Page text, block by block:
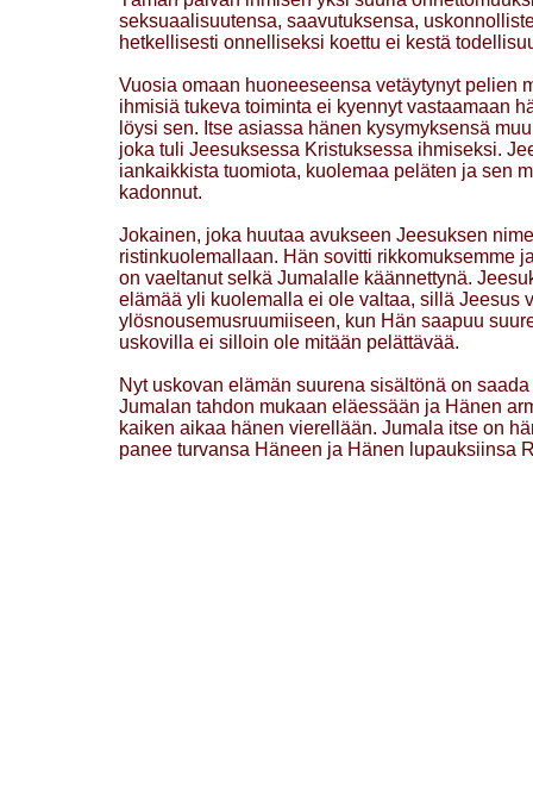
seksuaalisuutensa, saavutuksensa,
hetkellisesti onnelliseksi koettu ei kestä
Vuosia omaan huoneeseensa vetäytynyt pelien
ihmisiä tukeva toiminta ei kyennyt vastaamaan
löysi sen. Itse asiassa hänen kysymyksensä
joka tuli Jeesuksessa Kristuksessa ihmiseksi.
iankaikkista tuomiota, kuolemaa peläten ja sen
kadonnut.
Jokainen, joka huutaa avukseen Jeesuksen
ristinkuolemallaan. Hän sovitti rikkomuksemme
on vaeltanut selkä Jumalalle käännettynä.
elämää yli kuolemalla ei ole valtaa, sillä Jeesus
ylösnousemusruumiiseen, kun Hän saapuu
uskovilla ei silloin ole mitään pelättävää.
Nyt uskovan elämän suurena sisältönä on
Jumalan tahdon mukaan eläessään ja Hänen
kaiken aikaa hänen vierellään. Jumala itse on
panee turvansa Häneen ja Hänen lupauksiinsa